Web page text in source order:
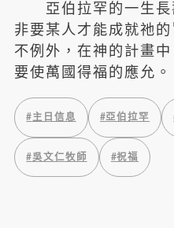
亞伯拉罕的一生長
非要某人才能成就祂
不例外，在神的計畫
要使萬國得福的應允。
#主日信息 #亞伯拉罕
#吳文仁牧師 #祝福